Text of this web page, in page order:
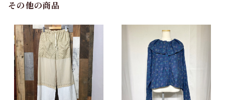
その他の商品